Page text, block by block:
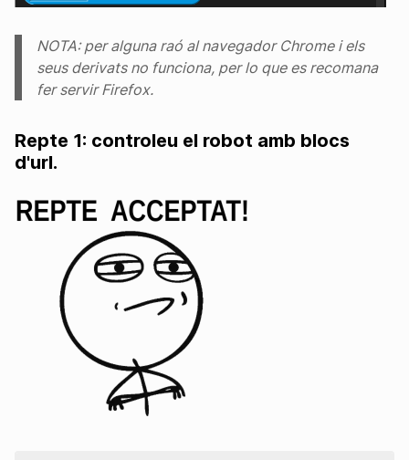
NOTA: per alguna raó al navegador Chrome i els
seus derivats no funciona, per lo que es recomana
fer servir Firefox.
Repte 1: controleu el robot amb blocs
d'url.